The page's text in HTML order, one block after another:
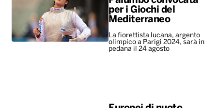
per i Giochi del
Mediterraneo
La fiorettista lucana, argento
olimpico a Parigi 2024, sarà in
pedana il 24 agosto